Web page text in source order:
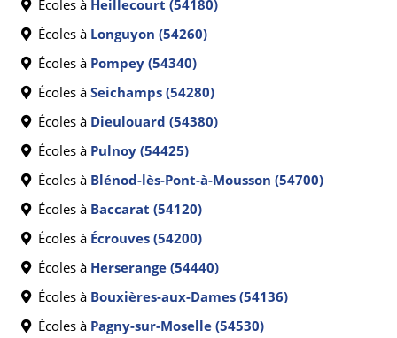
Écoles à Heillecourt (54180)
Écoles à Longuyon (54260)
Écoles à Pompey (54340)
Écoles à Seichamps (54280)
Écoles à Dieulouard (54380)
Écoles à Pulnoy (54425)
Écoles à Blénod-lès-Pont-à-Mousson (54700)
Écoles à Baccarat (54120)
Écoles à Écrouves (54200)
Écoles à Herserange (54440)
Écoles à Bouxières-aux-Dames (54136)
Écoles à Pagny-sur-Moselle (54530)